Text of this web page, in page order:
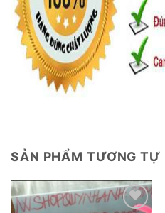
SẢN PHẨM TƯƠNG TỰ